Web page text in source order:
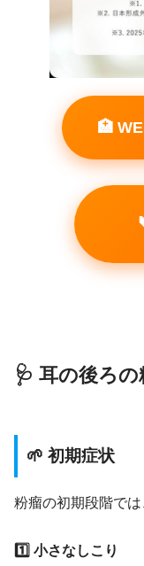
🏥
🩺 耳の後ろ
🌱 初期症状
粉瘤の初期段階で
1️⃣ 小さなしこり